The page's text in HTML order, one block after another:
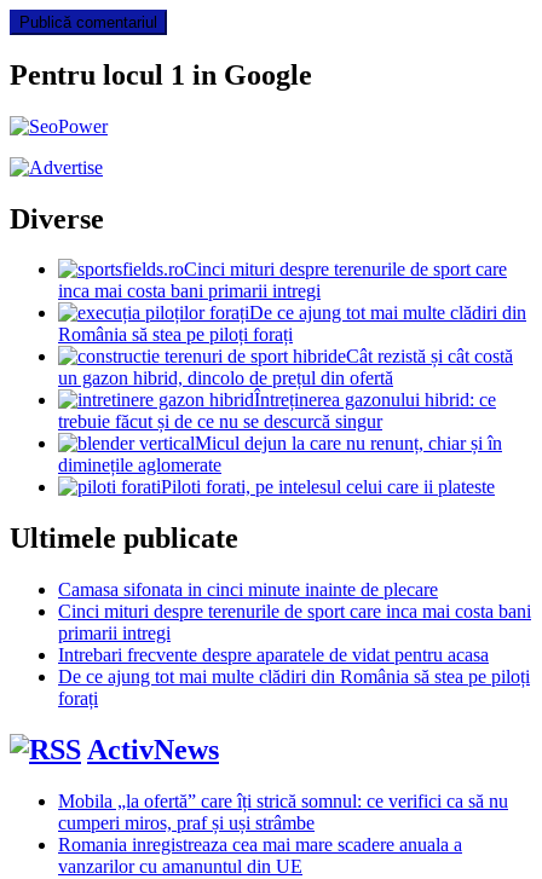
Pentru locul 1 in Google
Diverse
Cinci mituri despre terenurile de sport care
inca mai costa bani primarii intregi
De ce ajung tot mai multe clădiri din
România să stea pe piloți forați
Cât rezistă și cât costă
un gazon hibrid, dincolo de prețul din ofertă
Întreținerea gazonului hibrid: ce
trebuie făcut și de ce nu se descurcă singur
Micul dejun la care nu renunț, chiar și în
diminețile aglomerate
Piloti forati, pe intelesul celui care ii plateste
Ultimele publicate
Camasa sifonata in cinci minute inainte de plecare
Cinci mituri despre terenurile de sport care inca mai costa bani
primarii intregi
Intrebari frecvente despre aparatele de vidat pentru acasa
De ce ajung tot mai multe clădiri din România să stea pe piloți
forați
ActivNews
Mobila „la ofertă” care îți strică somnul: ce verifici ca să nu
cumperi miros, praf și uși strâmbe
Romania inregistreaza cea mai mare scadere anuala a
vanzarilor cu amanuntul din UE